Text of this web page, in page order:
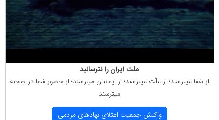
ملت ایران را نترسانید
از شما میترسند؛ از ملّت میترسند؛ از ایمانتان میترسند؛ از حضور شما در صحنه
میترسند
واكنش جمعیت اعتلای نهادهای مردمی